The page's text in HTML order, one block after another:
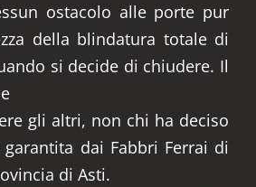
ostacolo alle porte pur
della blindatura totale di
si decide di chiudere. Il
gli altri, non chi ha deciso
dai Fabbri Ferrai di
di Asti.